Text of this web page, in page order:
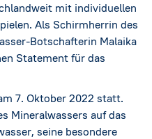
mit individuellen
Als Schirmherrin des
Botschafterin Malaika
Statement für das
7. Oktober 2022 statt.
Mineralwassers auf das
seine besondere